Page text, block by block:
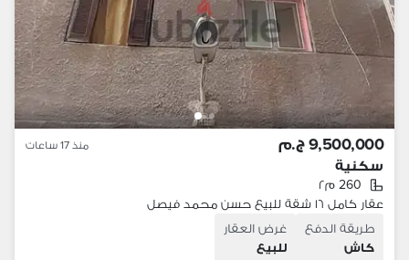
9,500,000 ج.م منذ 17 ساعات
سكنية
260 م٢
عقار كامل ١٦ شقة للبيع حسن محمد فيصل
طريقة الدفع
كاش
غرض العقار
للبيع